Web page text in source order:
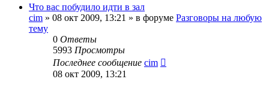
Что вас побудило идти в зал
cim » 08 окт 2009, 13:21 » в форуме Разговоры на любую
тему
0 Ответы
5993 Просмотры
Последнее сообщение cim
08 окт 2009, 13:21